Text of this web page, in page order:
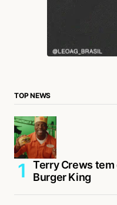
TOP NEWS
Terry Crews
Burger King